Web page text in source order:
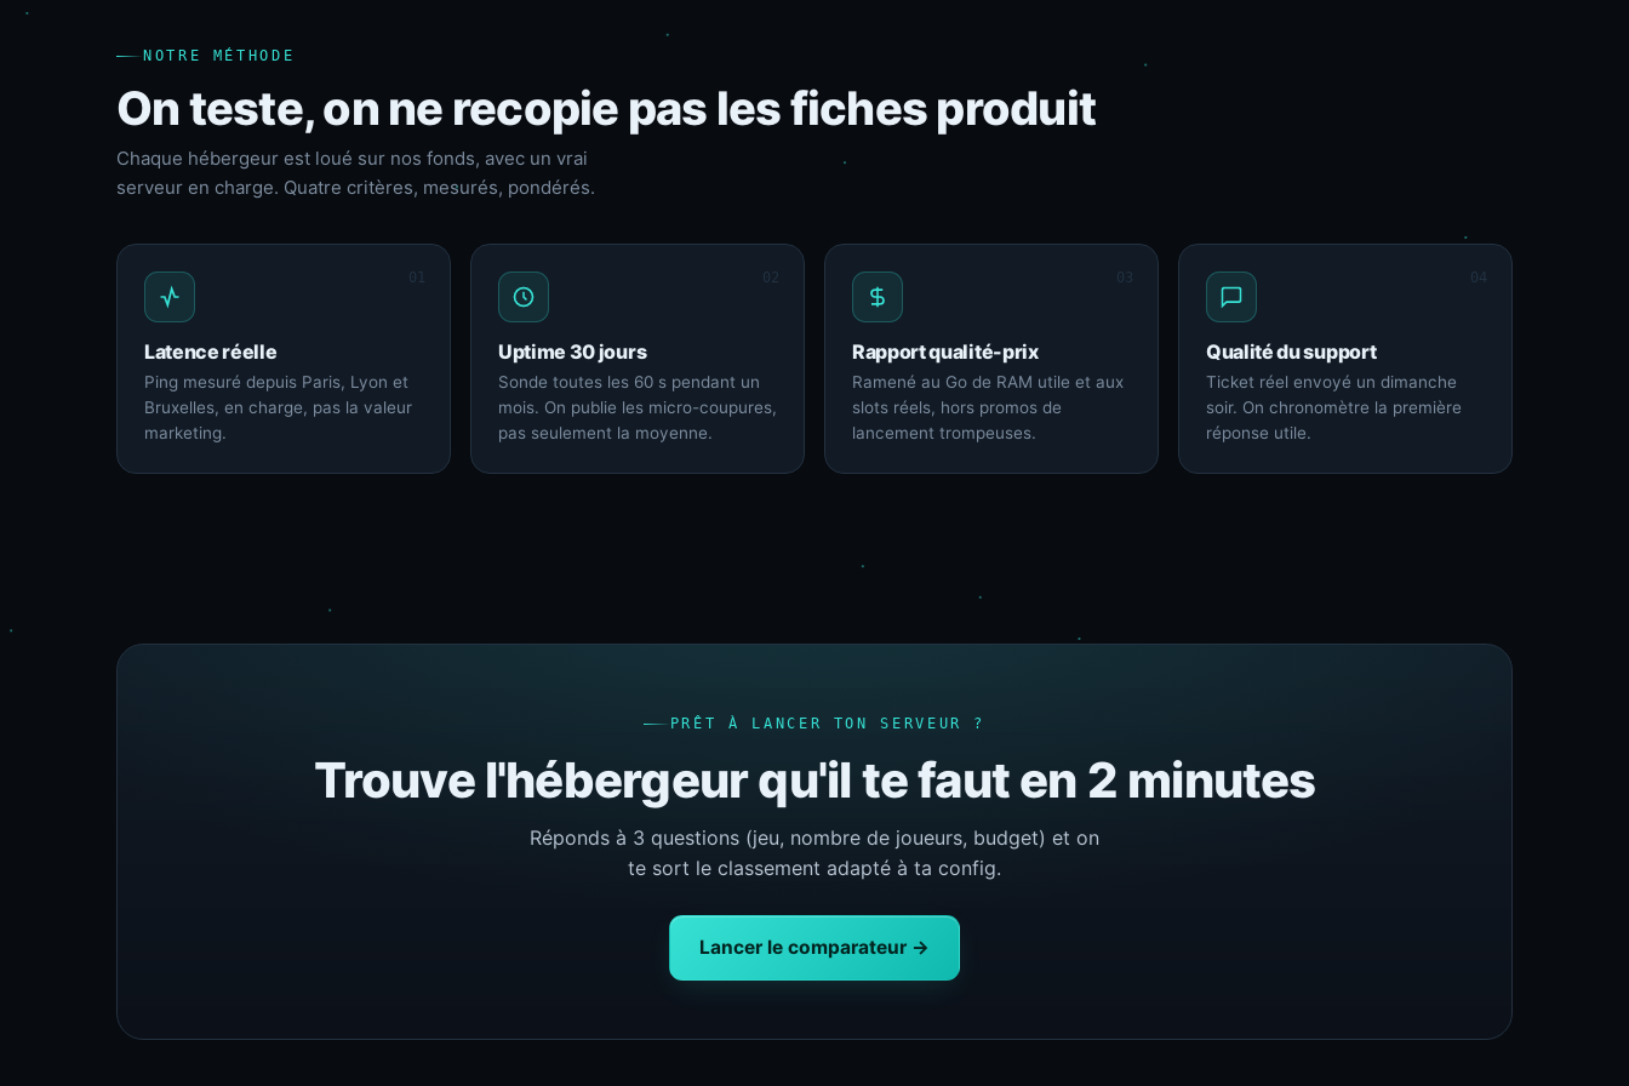
NOTRE MÉTHODE
On teste, on ne recopie pas les fiches produit
Chaque hébergeur est loué sur nos fonds, avec un vrai
serveur en charge. Quatre critères, mesurés, pondérés.
01
Latence réelle
Ping mesuré depuis Paris, Lyon et
Bruxelles, en charge, pas la valeur
marketing.
02
Uptime 30 jours
Sonde toutes les 60 s pendant un
mois. On publie les micro-coupures,
pas seulement la moyenne.
03
Rapport qualité-prix
Ramené au Go de RAM utile et aux
slots réels, hors promos de
lancement trompeuses.
04
Qualité du support
Ticket réel envoyé un dimanche
soir. On chronomètre la première
réponse utile.
PRÊT À LANCER TON SERVEUR ?
Trouve l'hébergeur qu'il te faut en 2 minutes
Réponds à 3 questions (jeu, nombre de joueurs, budget) et on
te sort le classement adapté à ta config.
Lancer le comparateur →